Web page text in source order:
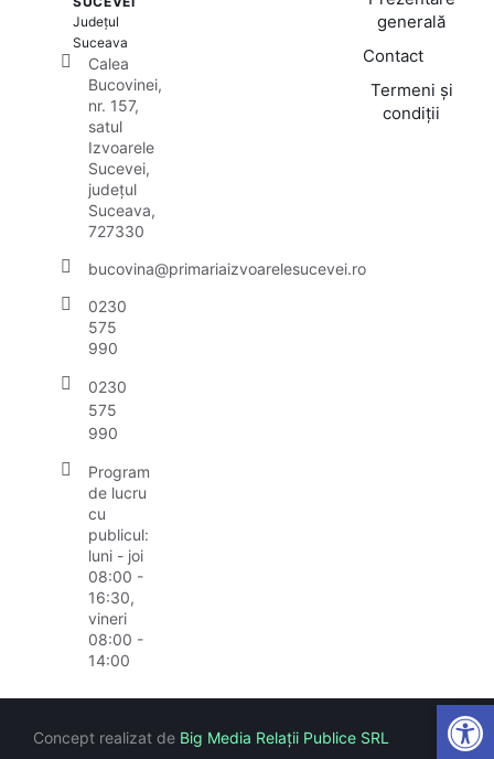
Județul
Suceava
Calea
Bucovinei,
nr. 157,
satul
Izvoarele
Sucevei,
județul
Suceava,
727330
bucovina@primariaizvoarelesucevei.ro
0230
575
990
0230
575
990
Program
de lucru
cu
publicul:
luni - joi
08:00 -
16:30,
vineri
08:00 -
14:00
generală
Contact
Termeni și
condiții
Concept realizat de Big Media Relații Publice SRL